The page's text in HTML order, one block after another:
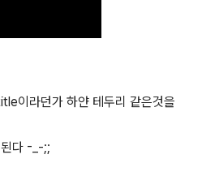
이라던가 하얀 테두리 같은것을
다 -_-;;